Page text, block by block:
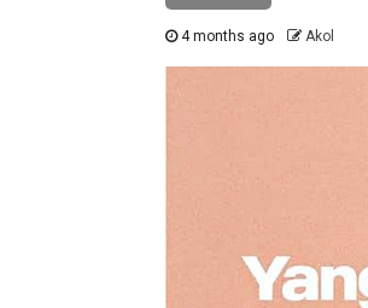
4 months ago Akol